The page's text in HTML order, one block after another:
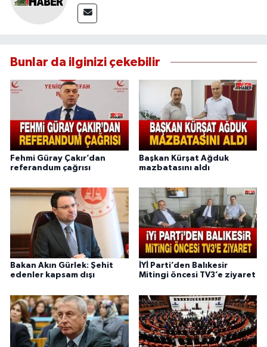
Bunlar da ilginizi çekebilir
Fehmi Güray Çakır’dan
referandum çağrısı
Başkan Kürşat Ağduk
mazbatasını aldı
Bakan Akın Gürlek: Şehit
edenler kapsam dışı
İYİ Parti’den Balıkesir
Mitingi öncesi TV3’e ziyaret